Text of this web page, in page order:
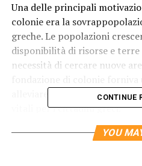
Una delle principali
colonie era la
greche. Le popolazioni
disponibilità di risorse e
necessità di cercare nuove
alleviare la pressione
vitali per i cittadini greci.
Le ragioni della
CONTINUE
YOU